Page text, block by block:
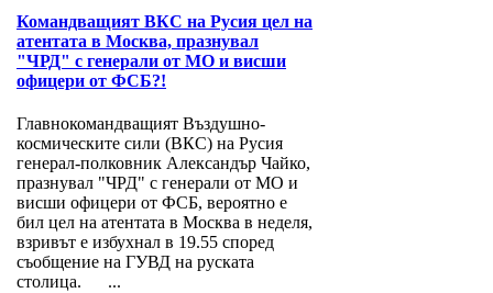
Командващият ВКС на Русия цел на
атентата в Москва, празнувал
"ЧРД" с генерали от МО и висши
офицери от ФСБ?!
Главнокомандващият Въздушно-
космическите сили (ВКС) на Русия
генерал-полковник Александър Чайко,
празнувал "ЧРД" с генерали от МО и
висши офицери от ФСБ, вероятно е
бил цел на атентата в Москва в неделя,
взривът е избухнал в 19.55 според
съобщение на ГУВД на руската
столица. ...